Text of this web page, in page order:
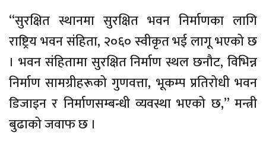
“सुरक्षित स्थानमा सुरक्षित भवन निर्माणका लागि
राष्ट्रिय भवन संहिता, २०६० स्वीकृत भई लागू भएको छ
। भवन संहितामा सुरक्षित निर्माण स्थल छनौट, विभिन्न
निर्माण सामग्रीहरूको गुणवत्ता, भूकम्प प्रतिरोधी भवन
डिजाइन र निर्माणसम्बन्धी व्यवस्था भएको छ,” मन्त्री
बुढाको जवाफ छ ।